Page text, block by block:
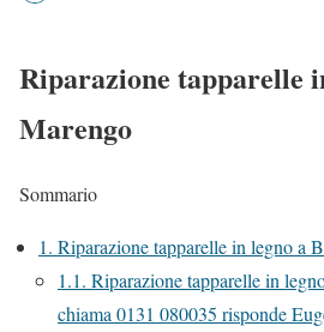
Riparazione tapparelle
Marengo
Sommario
1. Riparazione tapparelle in legno a
1.1. Riparazione tapparelle in
chiama 0131 080035 risponde